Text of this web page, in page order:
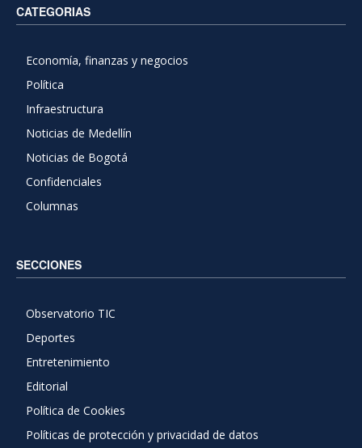
CATEGORIAS
Economía, finanzas y negocios
Política
Infraestructura
Noticias de Medellín
Noticias de Bogotá
Confidenciales
Columnas
SECCIONES
Observatorio TIC
Deportes
Entretenimiento
Editorial
Política de Cookies
Políticas de protección y privacidad de datos